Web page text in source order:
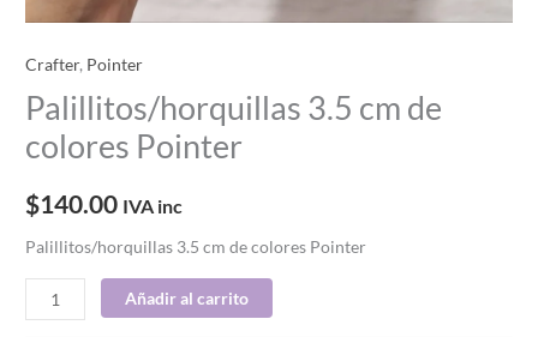
Crafter, Pointer
Palillitos/horquillas 3.5 cm de
colores Pointer
$140.00 IVA inc
Palillitos/horquillas 3.5 cm de colores Pointer
Añadir al carrito